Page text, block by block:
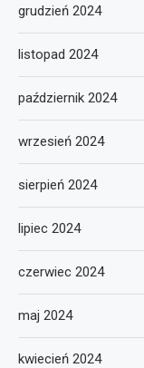
grudzień 2024
listopad 2024
październik 2024
wrzesień 2024
sierpień 2024
lipiec 2024
czerwiec 2024
maj 2024
kwiecień 2024